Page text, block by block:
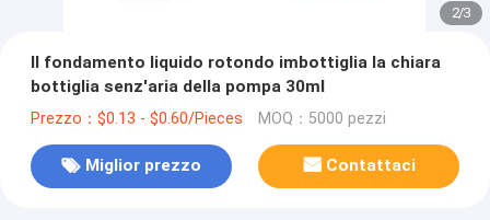
2/3
Il fondamento liquido rotondo imbottiglia la chiara
bottiglia senz'aria della pompa 30ml
Prezzo：$0.13 - $0.60/Pieces MOQ：5000 pezzi
Miglior prezzo Contattaci